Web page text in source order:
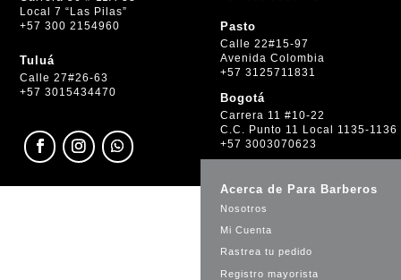
Local 7 “Las Pilas”
+57 300 2154960
Tuluá
Calle 27#26-63
+57 3015434470
Pasto
Calle 22#15-97
Avenida Colombia
+57 3125711831
Bogotá
Carrera 11 #10-22
C.C. Punto 11 Local 1135-1136
+57 3003070623
Acerca de Para Barberos
Nosotros
Mi Cuenta
Rastrea tu pedido
Registro mayorista